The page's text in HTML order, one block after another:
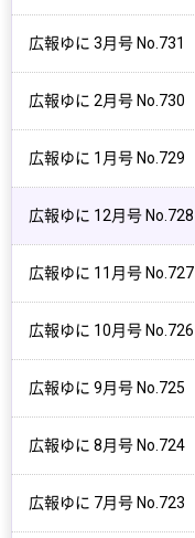
広報ゆに 3月号 No.731
広報ゆに 2月号 No.730
広報ゆに 1月号 No.729
広報ゆに 12月号 No.728
広報ゆに 11月号 No.727
広報ゆに 10月号 No.726
広報ゆに 9月号 No.725
広報ゆに 8月号 No.724
広報ゆに 7月号 No.723